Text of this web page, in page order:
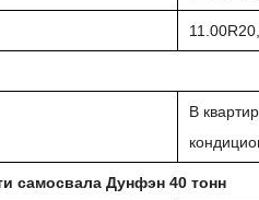
В
самосвала Дунфэн 40 тонн